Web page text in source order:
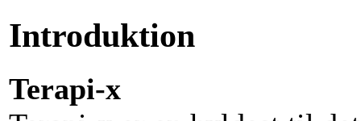
Introduktion
Terapi-x